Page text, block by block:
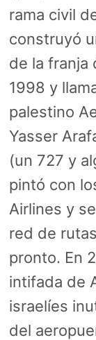
rama civil
construyó
de la franja
1998 y
palestino
Yasser
(un 727 y
pintó con
Airlines y
red de
pronto. En
intifada de
israelíes
del